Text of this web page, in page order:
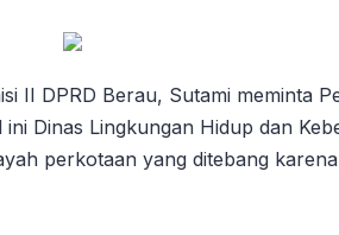
II DPRD Berau, Sutami meminta
Dinas Lingkungan Hidup dan
perkotaan yang ditebang